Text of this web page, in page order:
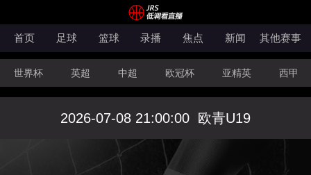
首页 足球 篮球 录播 焦点 新闻 其他赛事
世界杯 英超 中超 欧冠杯 亚精英 西甲
韩K联 法甲 科索沃超 意甲 世亚预 中甲
法罗超 日职联 NBA CBA
2026-07-08 21:00:00 欧青U19